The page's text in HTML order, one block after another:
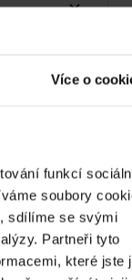
Více o
funkcí
soubory
sdílíme se svými
Partneři tyto
které jste